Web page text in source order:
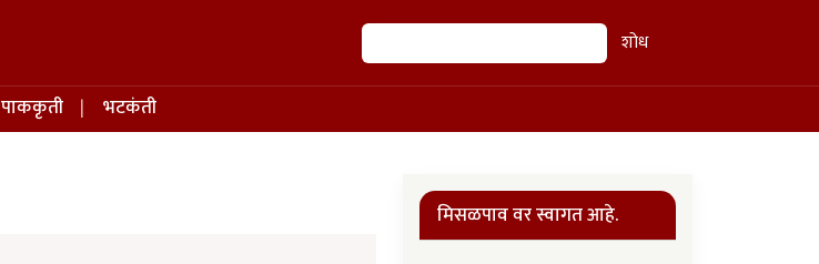
शोध शोध
पाककृती
भटकंती
मिसळपाव वर स्वागत आहे.